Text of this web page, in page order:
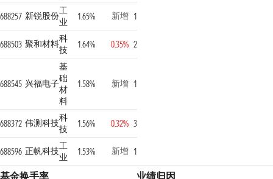
688257 新锐股份工
业
1.65% 新增 1
688503 聚和材料科
技
1.64% 0.35% 2
688545 兴福电子
基
础
材
料
1.58% 新增 1
688372 伟测科技科
技
1.56% 0.32% 3
688596 正帆科技工
业
1.53% 新增 1
基金换手率 业绩归因